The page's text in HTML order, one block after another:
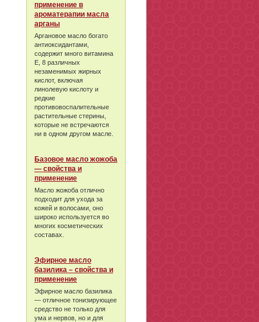
применение в
ароматерапии масла
арганы
Аргановое масло богато
антиоксидантами,
содержит много витамина
Е, 8 различных
незаменимых жирных
кислот, включая
линолевую кислоту и
редкие
противовоспалительные
растительные стерины,
которые не встречаются
ни в одном другом масле.
Базовое масло жожоба
— свойства и
применение
Масло жожоба отлично
подходит для ухода за
кожей и волосами, оно
широко используется во
многих косметических
составах.
Эфирное масло
базилика – свойства и
применение
Эфирное масло базилика
— отличное тонизирующее
средство не только для
ума и нервов, но и для